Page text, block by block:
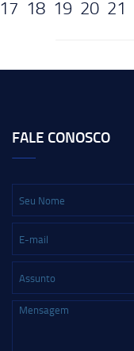
17 18 19 20 21
FALE CONOSCO